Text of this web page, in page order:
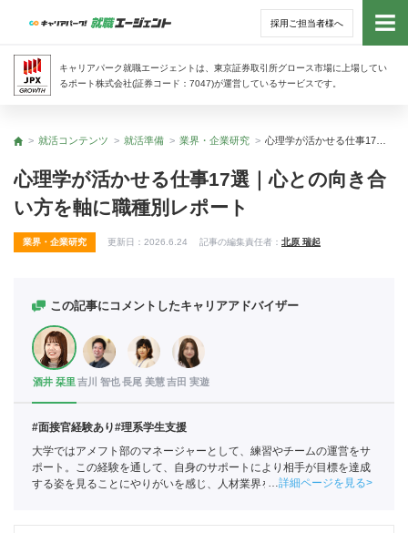
採用ご担当者様へ
キャリアパーク就職エージェントは、東京証券取引所グロース市場に上場してい
るポート株式会社(証券コード：7047)が運営しているサービスです。
トッ
トップ
就活コンテンツ 就活準備 業界・企業研究
心理学が活かせる仕事17選｜心との向き合
い方を軸に職種別レポート
業界・企業研究 更新日： 2026.6.24 記事の編集責任者： 北原 瑞起
この記事にコメントしたキャリアアドバイザー
酒井 栞里 吉川 智也長尾 美慧吉田 実遊
#面接官経験あり#理系学生支援
大学ではアメフト部のマネージャーとして、練習やチームの運営をサ
ポート。この経験を通して、自身のサポートにより相手が目標を達成
する姿を見ることにやりがいを感じ、人材業界を目指す。ポートに新
詳細ページを見る